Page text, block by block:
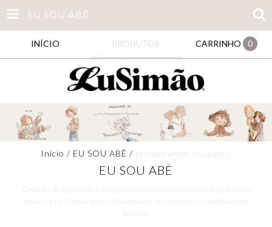
EU SOU ABÊ
INÍCIO PRODUTOS CARRINHO 0
Início / EU SOU ABÊ / breadcrumbs.ecobags1
EU SOU ABÊ
Criação de conteúdos literários/artísticos liderados pela artista
mineira Lu Simão que, ludicamente, interpreta o cotidiano em
família.